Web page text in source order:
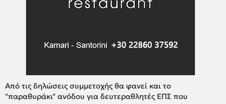
Από τις δηλώσεις συμμετοχής θα φανεί και το
"παραθυράκι" ανόδου για δευτεραθλητές ΕΠΣ που